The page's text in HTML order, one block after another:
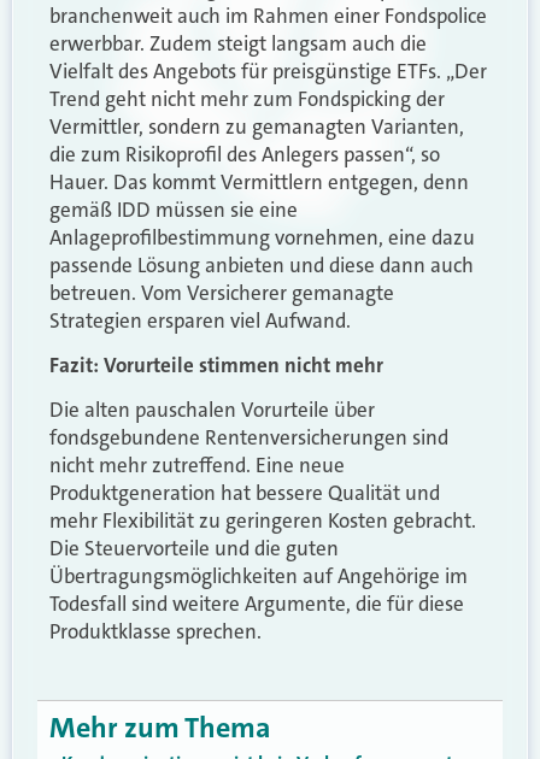
branchenweit auch im Rahmen einer Fondspolice
erwerbbar. Zudem steigt langsam auch die
Vielfalt des Angebots für preisgünstige ETFs. „Der
Trend geht nicht mehr zum Fondspicking der
Vermittler, sondern zu gemanagten Varianten,
die zum Risikoprofil des Anlegers passen“, so
Hauer. Das kommt Vermittlern entgegen, denn
gemäß IDD müssen sie eine
Anlageprofilbestimmung vornehmen, eine dazu
passende Lösung anbieten und diese dann auch
betreuen. Vom Versicherer gemanagte
Strategien ersparen viel Aufwand.
Fazit: Vorurteile stimmen nicht mehr
Die alten pauschalen Vorurteile über
fondsgebundene Rentenversicherungen sind
nicht mehr zutreffend. Eine neue
Produktgeneration hat bessere Qualität und
mehr Flexibilität zu geringeren Kosten gebracht.
Die Steuervorteile und die guten
Übertragungsmöglichkeiten auf Angehörige im
Todesfall sind weitere Argumente, die für diese
Produktklasse sprechen.
Mehr zum Thema